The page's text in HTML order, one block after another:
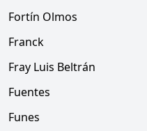
Fortín Olmos
Franck
Fray Luis Beltrán
Fuentes
Funes